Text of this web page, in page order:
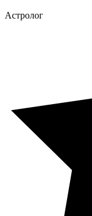
Астролог